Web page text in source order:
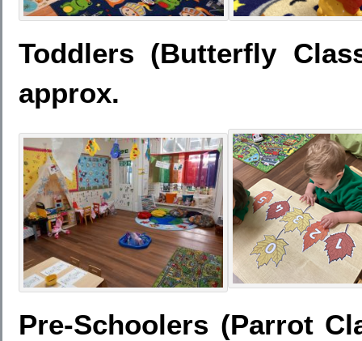
Toddlers (Butterfly
approx.
Pre-Schoolers (Parrot